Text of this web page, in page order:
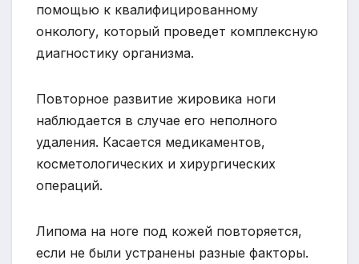
помощью к квалифицированному
онкологу, который проведет комплексную
диагностику организма.
Повторное развитие жировика ноги
наблюдается в случае его неполного
удаления. Касается медикаментов,
косметологических и хирургических
операций.
Липома на ноге под кожей повторяется,
если не были устранены разные факторы.